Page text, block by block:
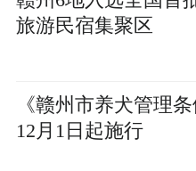
旅游民宿集聚区
《赣州市养犬管理条
12月1日起施行